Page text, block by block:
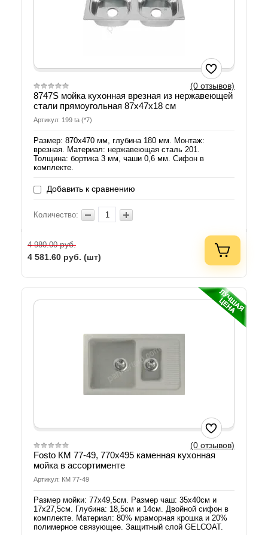
(0 отзывов)
8747S мойка кухонная врезная из нержавеющей
стали прямоугольная 87х47х18 см
Артикул: 199 ta (*7)
Размер: 870х470 мм, глубина 180 мм. Монтаж:
врезная. Материал: нержавеющая сталь 201.
Толщина: бортика 3 мм, чаши 0,6 мм. Сифон в
комплекте.
Добавить к сравнению
Количество:
4 980.00руб.
4 581.60 руб. (шт)
(0 отзывов)
Fosto КМ 77-49, 770x495 каменная кухонная
мойка в ассортименте
Артикул: КМ 77-49
Размер мойки: 77х49,5см. Размер чаш: 35х40см и
17х27,5см. Глубина: 18,5см и 14см. Двойной сифон в
комплекте. Материал: 80% мраморная крошка и 20%
полимерное связующее. Защитный слой GELCOAT.